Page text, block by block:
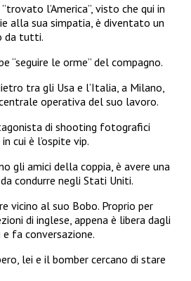
l’America”, visto che qui in
alla sua simpatia, è diventato un
da tutti.
“seguire le orme” del compagno.
tra gli Usa e l’Italia, a Milano,
operativa del suo lavoro.
di shooting fotografici
cui è l’ospite vip.
gli amici della coppia, è avere una
condurre negli Stati Uniti.
vicino al suo Bobo. Proprio per
di inglese, appena è libera dagli
fa conversazione.
lei e il bomber cercano di stare